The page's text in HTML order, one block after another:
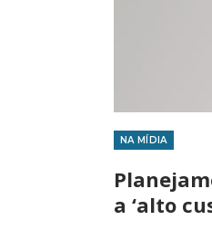
NA MÍDIA
a ‘alto